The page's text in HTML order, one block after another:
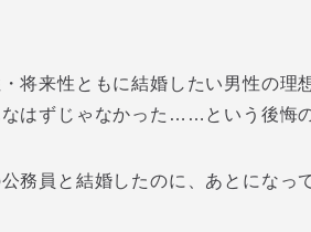
将来性ともに結婚したい男性の理
なはずじゃなかった……という後悔
務員と結婚したのに、あとになっ